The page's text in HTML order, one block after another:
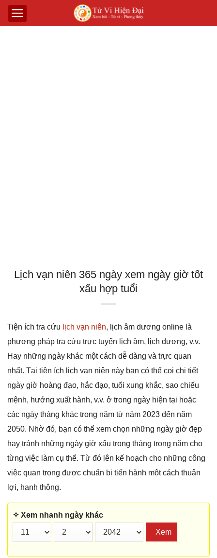
Lịch vạn niên 365 ngày xem ngày giờ tốt
xấu hợp tuổi
Tiện ích tra cứu lịch vạn niên, lịch âm dương online là
phương pháp tra cứu trực tuyến lịch âm, lịch dương, v.v.
Hay những ngày khác một cách dễ dàng và trực quan
nhất. Tại tiện ích lịch vạn niên này bạn có thể coi chi tiết
ngày giờ hoàng đạo, hắc đạo, tuổi xung khắc, sao chiếu
mệnh, hướng xuất hành, v.v. ở trong ngày hiện tại hoặc
các ngày tháng khác trong năm từ năm 2023 đến năm
2050. Nhờ đó, bạn có thể xem chọn những ngày giờ đẹp
hay tránh những ngày giờ xấu trong tháng trong năm cho
từng việc làm cụ thể. Từ đó lên kế hoạch cho những công
việc quan trọng được chuẩn bị tiến hành một cách thuận
lợi, hanh thông.
✧ Xem nhanh ngày khác
Xem